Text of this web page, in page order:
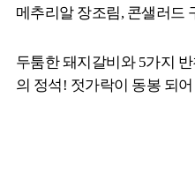
메추리알 장조림, 콘샐러드
두툼한 돼지갈비와 5가지
의 정석! 젓가락이 동봉 되